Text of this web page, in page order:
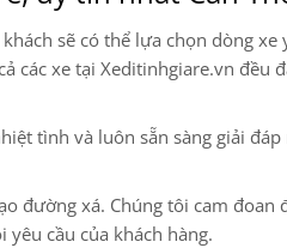
sẽ có thể lựa chọn dòng xe
các xe tại Xeditinhgiare.vn đều
tình và luôn sẵn sàng giải
đường xá. Chúng tôi cam đoan
cầu của khách hàng.